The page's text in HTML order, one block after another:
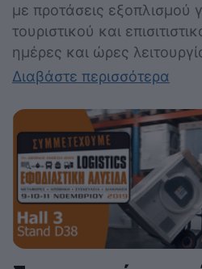
με προτάσεις εξοπλισμού
τουριστικού και
ημέρες και ώρες
Διαβάστε περισσότερα